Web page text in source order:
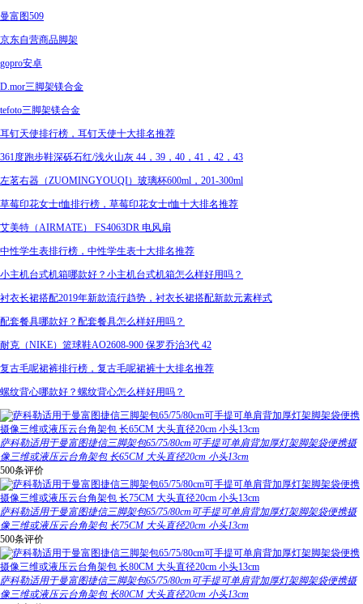
曼富图509
京东自营商品脚架
gopro安卓
D.mor三脚架镁合金
tefoto三脚架镁合金
耳钉天使排行榜，耳钉天使十大排名推荐
361度跑步鞋深砾石红/浅火山灰 44，39，40，41，42，43
左茗右器（ZUOMINGYOUQI）玻璃杯600ml，201-300ml
草莓印花女士t恤排行榜，草莓印花女士t恤十大排名推荐
艾美特（AIRMATE） FS4063DR 电风扇
中性学生表排行榜，中性学生表十大排名推荐
小主机台式机箱哪款好？小主机台式机箱怎么样好用吗？
衬衣长裙搭配2019年新款流行趋势，衬衣长裙搭配新款元素样式
配套餐具哪款好？配套餐具怎么样好用吗？
耐克（NIKE）篮球鞋AO2608-900 保罗乔治3代 42
复古毛呢裙裤排行榜，复古毛呢裙裤十大排名推荐
螺纹背心哪款好？螺纹背心怎么样好用吗？
萨科勒适用于曼富图捷信三脚架包65/75/80cm可手提可单肩背加厚灯架脚架袋便携摄
像三维或液压云台角架包 长65CM 大头直径20cm 小头13cm
500条评价
萨科勒适用于曼富图捷信三脚架包65/75/80cm可手提可单肩背加厚灯架脚架袋便携摄
像三维或液压云台角架包 长75CM 大头直径20cm 小头13cm
500条评价
萨科勒适用于曼富图捷信三脚架包65/75/80cm可手提可单肩背加厚灯架脚架袋便携摄
像三维或液压云台角架包 长80CM 大头直径20cm 小头13cm